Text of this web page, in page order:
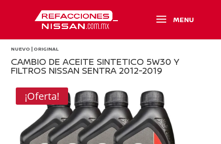
NUEVO | ORIGINAL
CAMBIO DE ACEITE SINTETICO 5W30 Y
FILTROS NISSAN SENTRA 2012-2019
¡Oferta!